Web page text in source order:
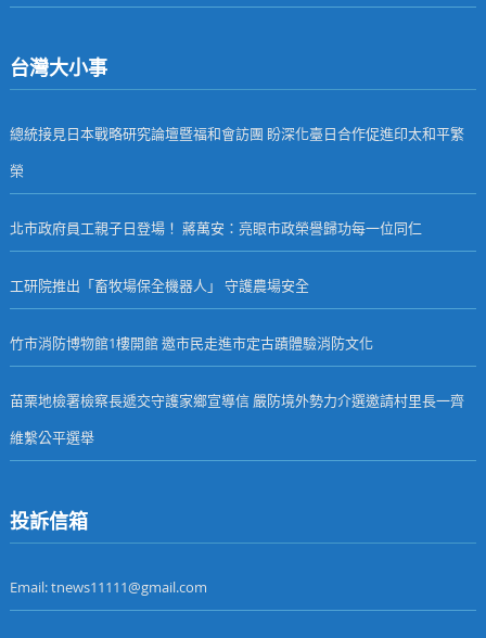
台灣大小事
總統接見日本戰略研究論壇暨福和會訪團 盼深化臺日合作促進印太和平繁
榮
北市政府員工親子日登場！ 蔣萬安：亮眼市政榮譽歸功每一位同仁
工研院推出「畜牧場保全機器人」 守護農場安全
竹市消防博物館1樓開館 邀市民走進市定古蹟體驗消防文化
苗栗地檢署檢察長遞交守護家鄉宣導信 嚴防境外勢力介選邀請村里長一齊
維繫公平選舉
投訴信箱
Email: tnews11111@gmail.com